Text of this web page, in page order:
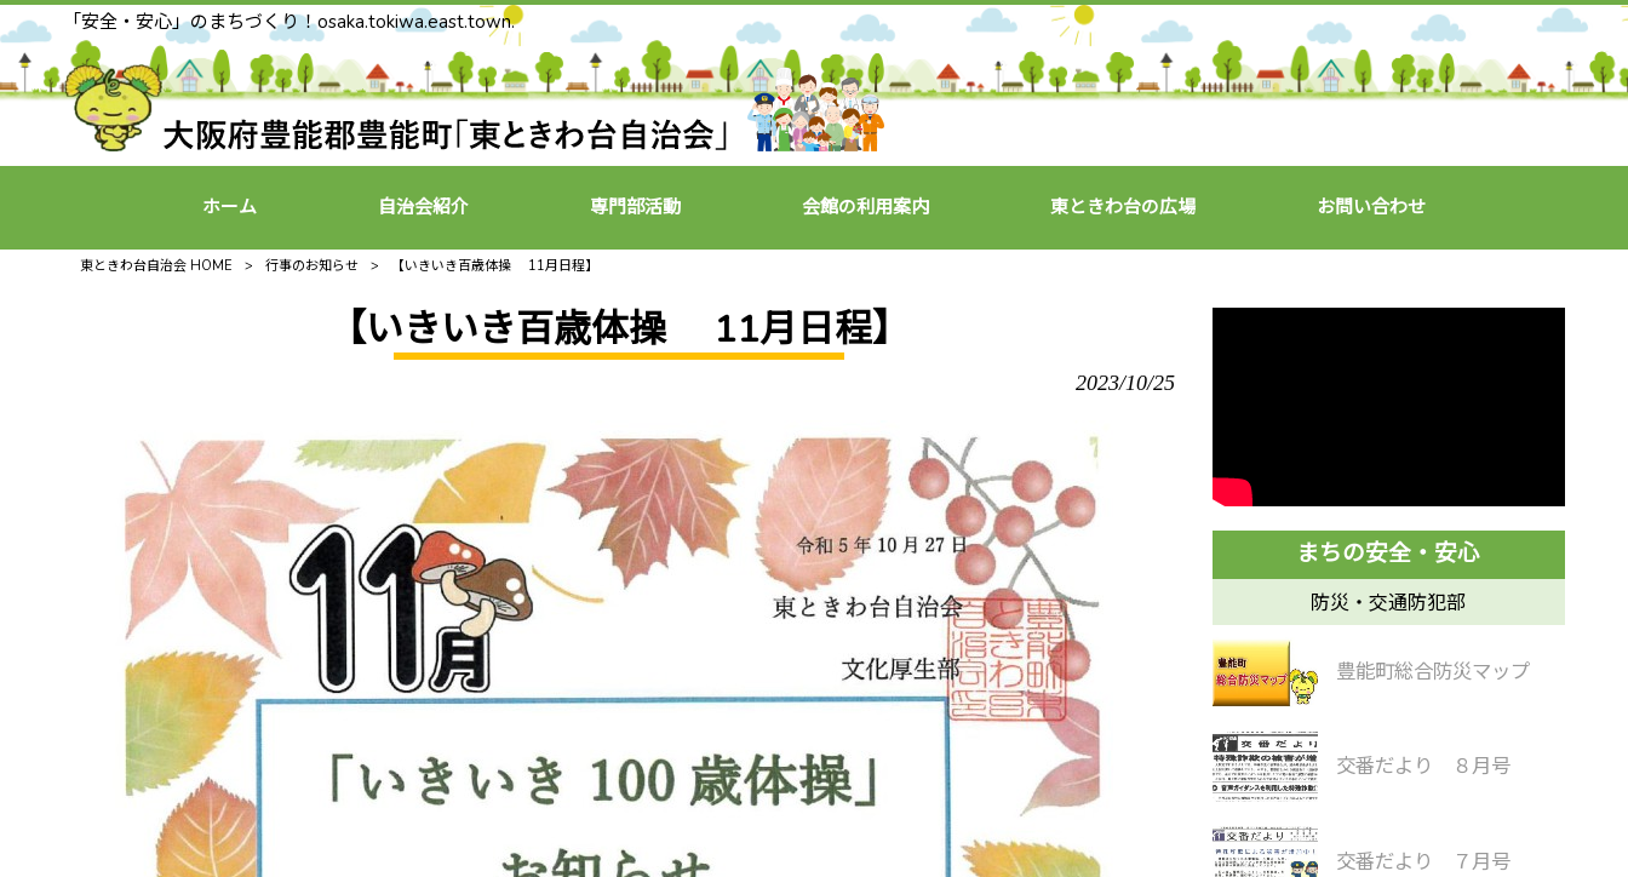
「安全・安心」のまちづくり！osaka.tokiwa.east.town.
ホーム 自治会紹介 専門部活動 会館の利用案内 東ときわ台の広場 お問い合わせ
東ときわ台自治会 HOME > 行事のお知らせ > 【いきいき百歳体操 11月日程】
【いきいき百歳体操 11月日程】
2023/10/25
防災・交通防犯部
豊能町総合防災マップ
交番だより ８月号
交番だより ７月号